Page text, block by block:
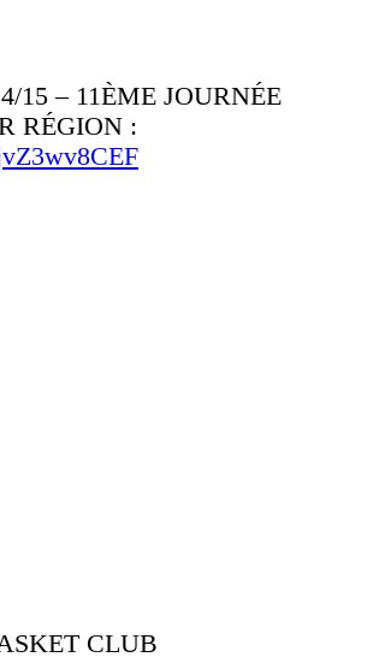
15 – 11ÈME JOURNÉE
RÉGION :
CLUB